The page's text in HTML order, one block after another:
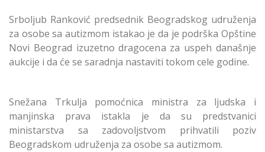
Srboljub Ranković predsednik Beogradskog udruženja
za osobe sa autizmom istakao je da je podrška Opštine
Novi Beograd izuzetno dragocena za uspeh današnje
aukcije i da će se saradnja nastaviti tokom cele godine.
Snežana Trkulja pomoćnica ministra za ljudska i
manjinska prava istakla je da su predstvanici
ministarstva sa zadovoljstvom prihvatili poziv
Beogradskom udruženja za osobe sa autizmom.